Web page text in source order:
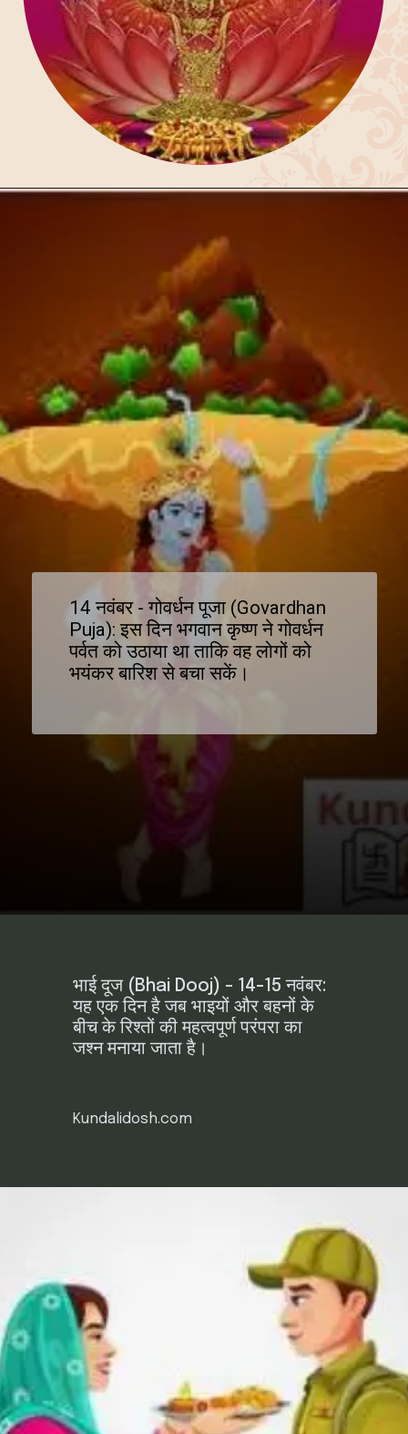
14 नवंबर - गोवर्धन पूजा (Govardhan
Puja): इस दिन भगवान कृष्ण ने गोवर्धन
पर्वत को उठाया था ताकि वह लोगों को
भयंकर बारिश से बचा सकें।
भाई दूज (Bhai Dooj) - 14-15 नवंबर:
यह एक दिन है जब भाइयों और बहनों के
बीच के रिश्तों की महत्वपूर्ण परंपरा का
जश्न मनाया जाता है।
Kundalidosh.com